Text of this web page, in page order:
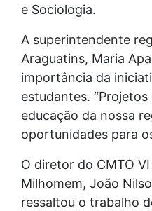
e Sociologia.
A superintendente
Araguatins, Maria
importância da
estudantes.
educação da nossa
oportunidades para
O diretor do CMTO
Milhomem, João
ressaltou o trabalho